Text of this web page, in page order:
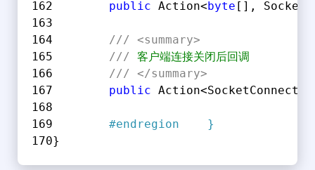
public Action< byte [],
/// <summary>
/// 客户端连接关闭后回调
/// </summary>
public
#endregion
    }
}